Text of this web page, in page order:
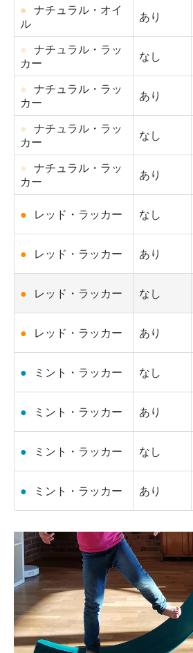
● ナチュラル・オイ
ル
あり
● ナチュラル・ラッ
カー
なし
● ナチュラル・ラッ
カー
あり
● ナチュラル・ラッ
カー
なし
● ナチュラル・ラッ
カー
あり
● レッド・ラッカー なし
● レッド・ラッカー あり
● レッド・ラッカー なし
● レッド・ラッカー あり
● ミント・ラッカー なし
● ミント・ラッカー あり
● ミント・ラッカー なし
● ミント・ラッカー あり